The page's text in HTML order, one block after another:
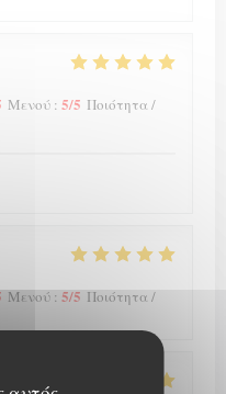
Μενού : 5/5 Ποιότητα /
Μενού:5/5 Ποιότητα /